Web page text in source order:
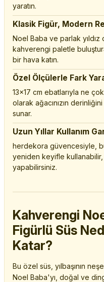
yaratın.
Klasik Figür, Modern
Noel Baba ve parlak yıldız
kahverengi paletle
bir hava katın.
Özel Ölçülerle Fark
13x17 cm ebatlarıyla ne
olarak ağacınızın
sunar.
Uzun Yıllar Kullanım
herdekora güvencesiyle,
yeniden keyifle kullanabilir,
yapabilirsiniz.
Kahverengi
Figürlü Süs
Katar?
Bu özel süs, yılbaşının
Noel Baba'yı, doğal ve